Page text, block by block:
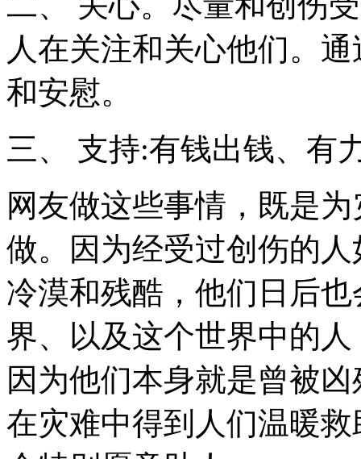
人在关注和关心他们。
和安慰。
三、 支持:有钱出钱、有
网友做这些事情，既是
做。因为经受过创伤的
冷漠和残酷，他们日后
界、以及这个世界中的
因为他们本身就是曾被
在灾难中得到人们温暖